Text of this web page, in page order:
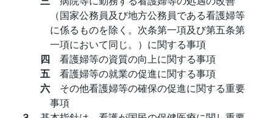
（国家公務員及び地方公務員である看護婦等
に係るものを除く。次条第一項及び第五条第
一項において同じ。）に関する事項
四 看護婦等の資質の向上に関する事項
五 看護婦等の就業の促進に関する事項
六 その他看護婦等の確保の促進に関する重要
事項